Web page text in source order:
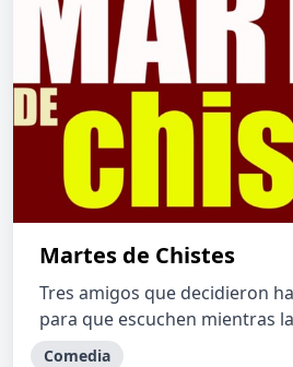
Martes de Chistes
Tres amigos que decidieron
para que escuchen mientras
Comedia